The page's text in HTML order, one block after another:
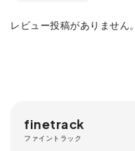
レビュー投稿がありません。
finetrack
ファイントラック